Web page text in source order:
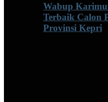
Wabup
Terbaik Calon
Provinsi Kepri